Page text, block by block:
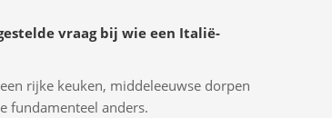
vraag bij wie een Italië-
rijke keuken, middeleeuwse dorpen
fundamenteel anders.